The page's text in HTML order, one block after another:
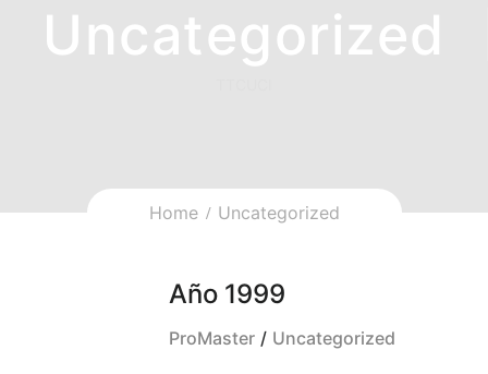
Uncategorized
Home Uncategorized
Año 1999
ProMaster Uncategorized